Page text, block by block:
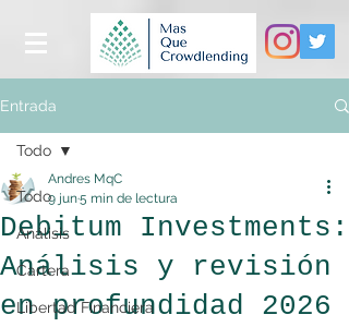
Entrada
Todo
Análisis
Cartera
Libertad Financiera
Todo
Debitum Investments:
Análisis y revisión
en profundidad 2026
Andres MqC
9 jun5 min de lectura